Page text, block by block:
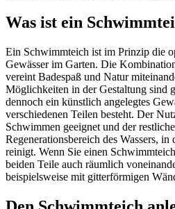
Was ist ein
Ein Schwimmteich ist im Prinzip die
Gewässer im Garten. Die
vereint Badespaß und Natur
Möglichkeiten in der Gestaltung sind
dennoch ein künstlich angelegtes
verschiedenen Teilen besteht. Der
Schwimmen geeignet und der
Regenerationsbereich des Wassers, in
reinigt. Wenn Sie einen
beiden Teile auch räumlich
beispielsweise mit gitterförmigen